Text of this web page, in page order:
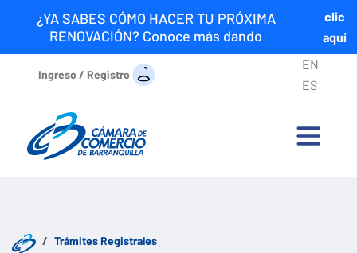
¿YA SABES CÓMO HACER TU PRÓXIMA
RENOVACIÓN? Conoce más dando
clic
aquí
Ingreso / Registro
EN
ES
Trámites Registrales